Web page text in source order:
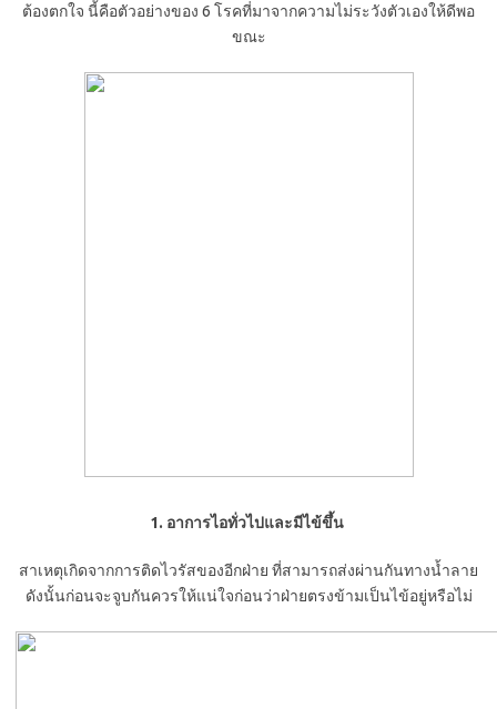
ต้องตกใจ นี้คือตัวอย่างของ 6 โรคที่มาจากความไม่ระวังตัวเองให้ดีพอ
ขณะ
1. อาการไอทั่วไปและมีไข้ขึ้น
สาเหตุเกิดจากการติดไวรัสของอีกฝ่าย ที่สามารถส่งผ่านกันทางน้ำลาย
ดังนั้นก่อนจะจูบกันควรให้แน่ใจก่อนว่าฝ่ายตรงข้ามเป็นไข้อยู่หรือไม่